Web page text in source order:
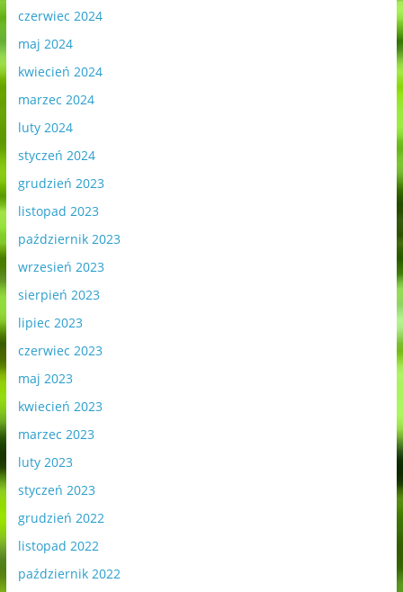
czerwiec 2024
maj 2024
kwiecień 2024
marzec 2024
luty 2024
styczeń 2024
grudzień 2023
listopad 2023
październik 2023
wrzesień 2023
sierpień 2023
lipiec 2023
czerwiec 2023
maj 2023
kwiecień 2023
marzec 2023
luty 2023
styczeń 2023
grudzień 2022
listopad 2022
październik 2022